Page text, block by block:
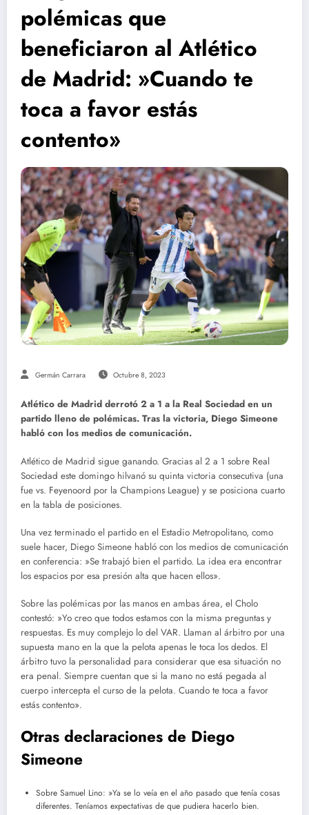
polémicas que
beneficiaron al Atlético
de Madrid: »Cuando te
toca a favor estás
contento»
Germán Carrara Octubre 8, 2023
Atlético de Madrid derrotó 2 a 1 a la Real Sociedad en un
partido lleno de polémicas. Tras la victoria, Diego Simeone
habló con los medios de comunicación.
Atlético de Madrid sigue ganando. Gracias al 2 a 1 sobre Real
Sociedad este domingo hilvanó su quinta victoria consecutiva (una
fue vs. Feyenoord por la Champions League) y se posiciona cuarto
en la tabla de posiciones.
Una vez terminado el partido en el Estadio Metropolitano, como
suele hacer, Diego Simeone habló con los medios de comunicación
en conferencia: »Se trabajó bien el partido. La idea era encontrar
los espacios por esa presión alta que hacen ellos».
Sobre las polémicas por las manos en ambas área, el Cholo
contestó: »Yo creo que todos estamos con la misma preguntas y
respuestas. Es muy complejo lo del VAR. Llaman al árbitro por una
supuesta mano en la que la pelota apenas le toca los dedos. El
árbitro tuvo la personalidad para considerar que esa situación no
era penal. Siempre cuentan que si la mano no está pegada al
cuerpo intercepta el curso de la pelota. Cuando te toca a favor
estás contento».
Otras declaraciones de Diego
Simeone
Sobre Samuel Lino: »Ya se lo veía en el año pasado que tenía cosas
diferentes. Teníamos expectativas de que pudiera hacerlo bien.